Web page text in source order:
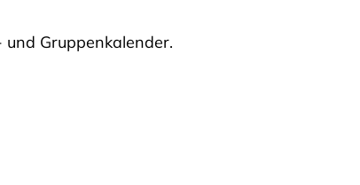
Gruppenkalender.